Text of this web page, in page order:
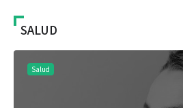
SALUD
Salud